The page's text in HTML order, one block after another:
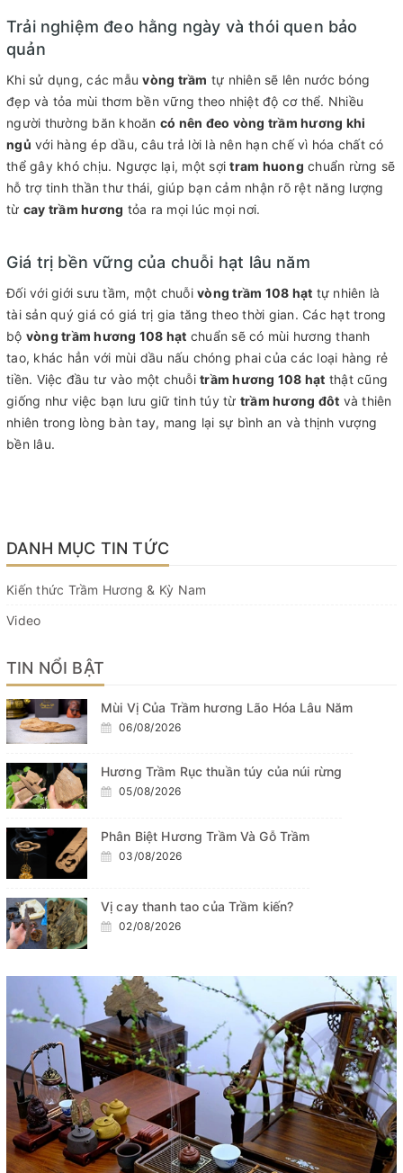
Trải nghiệm đeo hằng ngày và thói quen bảo
quản
Khi sử dụng, các mẫuvòng trầm tự nhiên sẽ lên nước bóng
đẹp và tỏa mùi thơm bền vững theo nhiệt độ cơ thể. Nhiều
người thường băn khoăn có nên đeo vòng trầm hương khi
ngủ với hàng ép dầu, câu trả lời là nên hạn chế vì hóa chất có
thể gây khó chịu. Ngược lại, một sợitram huong chuẩn rừng sẽ
hỗ trợ tinh thần thư thái, giúp bạn cảm nhận rõ rệt năng lượng
từ cay trầm hương tỏa ra mọi lúc mọi nơi.
Giá trị bền vững của chuỗi hạt lâu năm
Đối với giới sưu tầm, một chuỗi vòng trầm 108 hạt tự nhiên là
tài sản quý giá có giá trị gia tăng theo thời gian. Các hạt trong
bộ vòng trầm hương 108 hạt chuẩn sẽ có mùi hương thanh
tao, khác hẳn với mùi dầu nấu chóng phai của các loại hàng rẻ
tiền. Việc đầu tư vào một chuỗi trầm hương 108 hạt thật cũng
giống như việc bạn lưu giữ tinh túy từ trầm hương đôt và thiên
nhiên trong lòng bàn tay, mang lại sự bình an và thịnh vượng
bền lâu.
DANH MỤC TIN TỨC
Kiến thức Trầm Hương & Kỳ Nam
Video
TIN NỔI BẬT
Mùi Vị Của Trầm hương Lão Hóa Lâu Năm
06/08/2026
Hương Trầm Rục thuần túy của núi rừng
05/08/2026
Phân Biệt Hương Trầm Và Gỗ Trầm
03/08/2026
Vị cay thanh tao của Trầm kiến?
02/08/2026